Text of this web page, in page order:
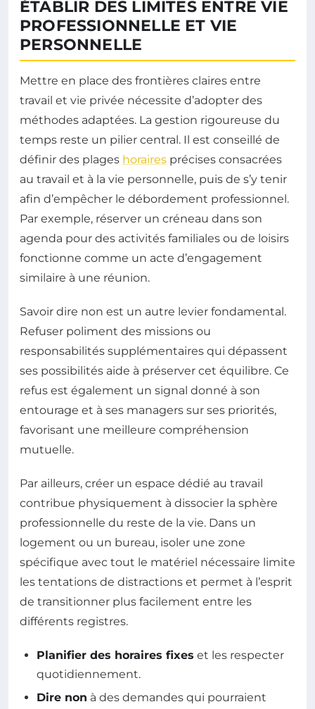
ÉTABLIR DES LIMITES ENTRE VIE
PROFESSIONNELLE ET VIE
PERSONNELLE
Mettre en place des frontières claires entre
travail et vie privée nécessite d’adopter des
méthodes adaptées. La gestion rigoureuse du
temps reste un pilier central. Il est conseillé de
définir des plages horaires précises consacrées
au travail et à la vie personnelle, puis de s’y tenir
afin d’empêcher le débordement professionnel.
Par exemple, réserver un créneau dans son
agenda pour des activités familiales ou de loisirs
fonctionne comme un acte d’engagement
similaire à une réunion.
Savoir dire non est un autre levier fondamental.
Refuser poliment des missions ou
responsabilités supplémentaires qui dépassent
ses possibilités aide à préserver cet équilibre. Ce
refus est également un signal donné à son
entourage et à ses managers sur ses priorités,
favorisant une meilleure compréhension
mutuelle.
Par ailleurs, créer un espace dédié au travail
contribue physiquement à dissocier la sphère
professionnelle du reste de la vie. Dans un
logement ou un bureau, isoler une zone
spécifique avec tout le matériel nécessaire limite
les tentations de distractions et permet à l’esprit
de transitionner plus facilement entre les
différents registres.
Planifier des horaires fixes et les respecter
quotidiennement.
Dire non à des demandes qui pourraient